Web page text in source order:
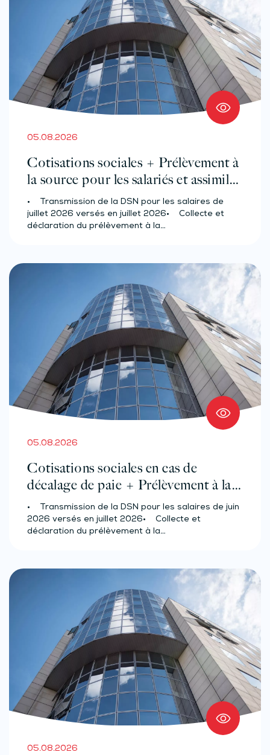
05.08.2026
Cotisations sociales + Prélèvement à
la source pour les salariés et assimilés
(effectif d’au moins 50 salariés)
• Transmission de la DSN pour les salaires de
juillet 2026 versés en juillet 2026• Collecte et
déclaration du prélèvement à la…
05.08.2026
Cotisations sociales en cas de
décalage de paie + Prélèvement à la
source des salariés et assimilés
(effectif d’au moins 50 salariés)
• Transmission de la DSN pour les salaires de juin
2026 versés en juillet 2026• Collecte et
déclaration du prélèvement à la…
05.08.2026